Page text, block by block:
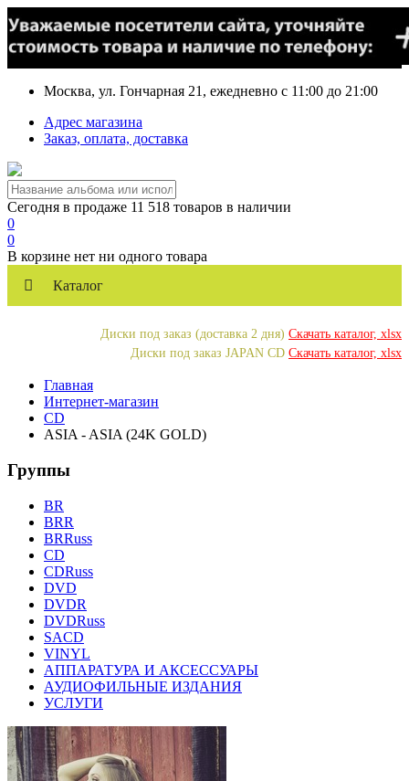
Москва, ул. Гончарная 21, ежедневно с 11:00 до 21:00
Адрес магазина
Заказ, оплата, доставка
Сегодня в продаже 11 518 товаров в наличии
0
0
В корзине нет ни одного товара
Каталог
Диски под заказ (доставка 2 дня) Скачать каталог, xlsx
Диски под заказ JAPAN CD Скачать каталог, xlsx
Главная
Интернет-магазин
CD
ASIA - ASIA (24K GOLD)
Группы
BR
BRR
BRRuss
CD
CDRuss
DVD
DVDR
DVDRuss
SACD
VINYL
АППАРАТУРА И АКСЕССУАРЫ
АУДИОФИЛЬНЫЕ ИЗДАНИЯ
УСЛУГИ